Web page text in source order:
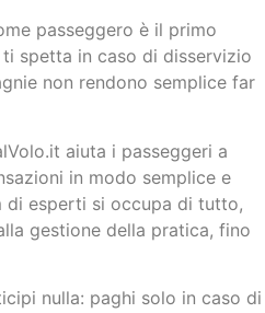
passeggero è il primo
spetta in caso di disservizio
non rendono semplice far
aiuta i passeggeri a
in modo semplice e
di esperti si occupa di tutto,
gestione della pratica, fino
nulla: paghi solo in caso di